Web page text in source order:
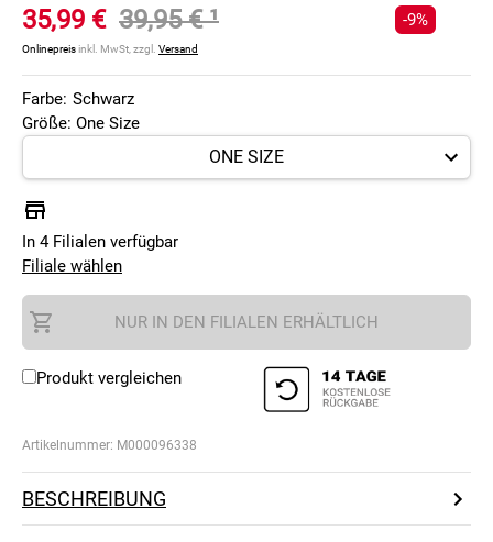
35,99 € 39,95 €¹
Onlinepreisinkl. MwSt, zzgl. Versand
-9%
Farbe: Schwarz
Größe: One Size
In 4 Filialen verfügbar
Filiale wählen
NUR IN DEN FILIALEN ERHÄLTLICH
Produkt vergleichen
Artikelnummer: M000096338
BESCHREIBUNG